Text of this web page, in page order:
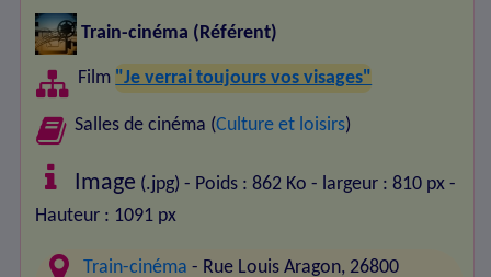
Train-cinéma (Référent)
Film "Je verrai toujours vos visages"
Salles de cinéma (Culture et loisirs)
Image (.jpg) - Poids : 862 Ko - largeur : 810 px -
Hauteur : 1091 px
Train-cinéma - Rue Louis Aragon, 26800